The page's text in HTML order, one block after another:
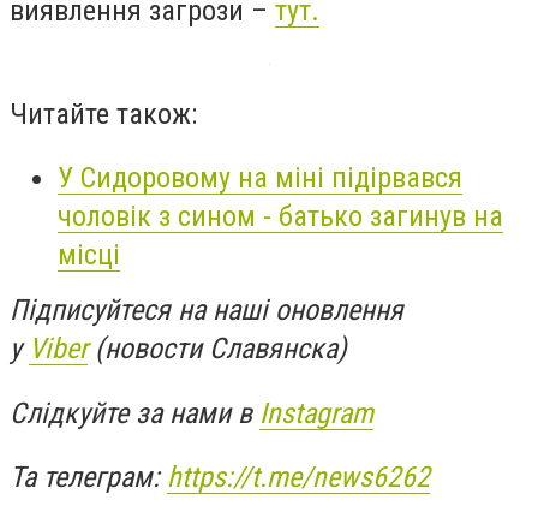
виявлення загрози – тут.
Читайте також:
У Сидоровому на міні підірвався
чоловік з сином - батько загинув на
місці
Підписуйтеся на наші оновлення
у Viber(новости Славянска)
Слідкуйте за нами в Instagram
Та телеграм:https://t.me/news6262